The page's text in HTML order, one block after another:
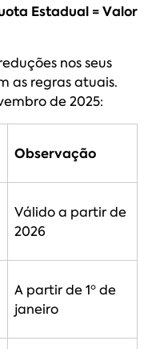
Estadual = Valor
nos seus
as regras atuais.
de 2025:
Observação
Válido a partir de
2026
A partir de 1º de
janeiro